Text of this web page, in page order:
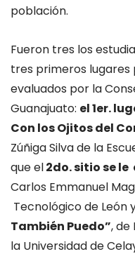
población.
Fueron tres los
tres primeros lugares
evaluados por la
Guanajuato: el 1er.
Con los Ojitos del
Zúñiga Silva de la
que el2do. sitio se le
Carlos Emmanuel
Tecnológico de León
También Puedo”, de
la Universidad de